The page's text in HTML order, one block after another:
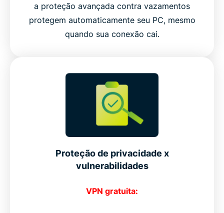
a proteção avançada contra vazamentos
protegem automaticamente seu PC, mesmo
quando sua conexão cai.
Proteção de privacidade x
vulnerabilidades
VPN gratuita: